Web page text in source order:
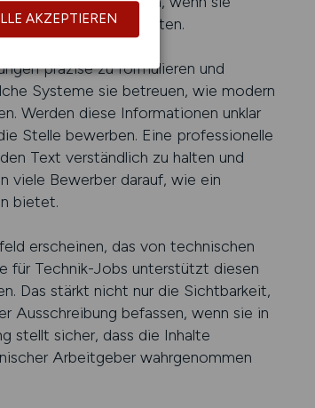
aufbauen möchten.
präzise zu formulieren und
Systeme sie betreuen, wie modern
Werden diese Informationen unklar
Stelle bewerben. Eine professionelle
Text verständlich zu halten und
viele Bewerber darauf, wie ein
bietet.
erscheinen, das von technischen
für Technik-Jobs unterstützt diesen
Das stärkt nicht nur die Sichtbarkeit,
Ausschreibung befassen, wenn sie in
stellt sicher, dass die Inhalte
Arbeitgeber wahrgenommen
AKZEPTIEREN